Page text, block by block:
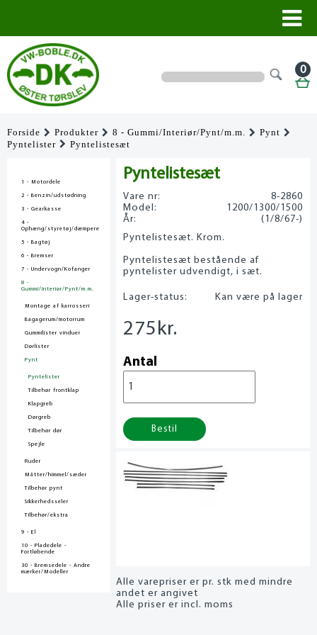
0
Forside Produkter 8 - Gummi/Interiør/Pynt/m.m.
Pynt
Pyntelister
Pyntelistesæt
1 - Motordele
2 - Benzin/udstødning
3 - Gearkasse
4 -
Ophæng/styretøj/dæmpere
5 - Bagtøj
6 - Bremser
7 - Undervogn/Kofanger
8 -
Gummi/Interiør/Pynt/m.m.
Montage af karrosseri
Bagagerum/motorrum
Gummilister vinduer
Dørlister
Pynt
Pyntelister
Tilbehør frontklap
Klapgreb
Dørgreb
Tilbehør dør
Spejle
Ruder
Måtter/himmel/sæder
Tilbehør pynt
Sikkerhedsseler
Tilbehør/ekstra
9 - El
10 - Pladedele -
Fortløbende
30 - Bremsedele - Andre
mærker/Modeller
Pyntelistesæt
Vare nr:
8-2860
Model:
1200/1300/1500
År:
(1/8/67-)
Pyntelistesæt. Krom.
Pyntelistesæt bestående af
pyntelister udvendigt, i sæt.
Lager-status: Kan være på lager
275kr.
Antal
Bestil
Alle varepriser er pr. stk med mindre
andet er angivet
Alle priser er incl. moms